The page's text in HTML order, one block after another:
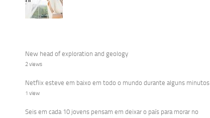
New head of exploration and geology
2 views
Netflix esteve em baixo em todo o mundo durante alguns minutos
1 view
Seis em cada 10 jovens pensam em deixar o país para morar no